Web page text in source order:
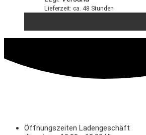
Lieferzeit: ca. 48 Stunden
Öffnungszeiten Ladengeschäft